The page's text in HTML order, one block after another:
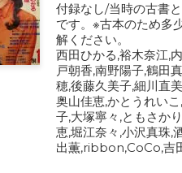
付録なし/当時の古書
です。※古本のため多
解ください。
西田ひかる,裕木奈江,
戸朝香,南野陽子,鶴田
穂,後藤久美子,細川直
奥山佳恵,かとうれい
子,大塚寧々,ともさか
恵,堀江奈々,小沢真珠,
出薫,ribbon,CoCo,吉